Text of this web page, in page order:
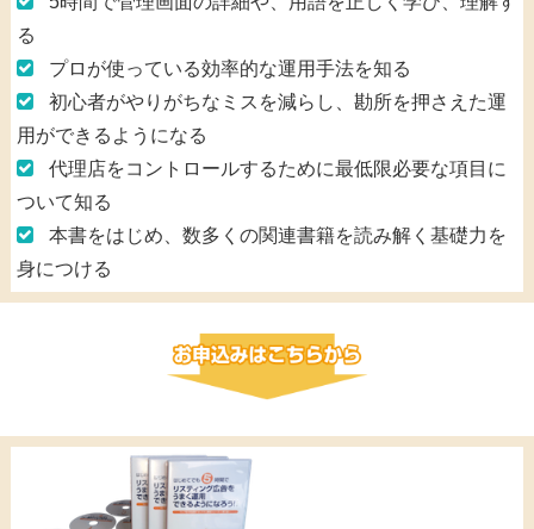
る
プロが使っている効率的な運用手法を知る
初心者がやりがちなミスを減らし、勘所を押さえた運
用ができるようになる
代理店をコントロールするために最低限必要な項目に
ついて知る
本書をはじめ、数多くの関連書籍を読み解く基礎力を
身につける